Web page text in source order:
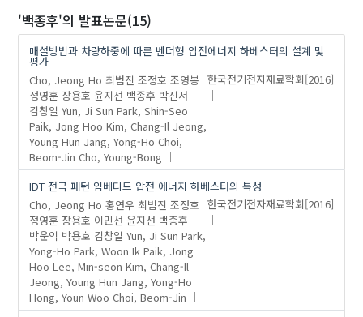
Paik, Jong Hoo
'백종후'의 발표논문(15)
매설방법과 차량하중에 따른 벤더형 압전에너지 하베스터의 설계 및
평가
Cho, Jeong Ho 최범진 조정호 조영봉
정영훈 장용호 윤지선 백종후 박신서
김창일 Yun, Ji Sun Park, Shin-Seo
Paik, Jong Hoo Kim, Chang-Il Jeong,
Young Hun Jang, Yong-Ho Choi,
Beom-Jin Cho, Young-Bong
한국전기전자재료학회[2016]
IDT 전극 패턴 임베디드 압전 에너지 하베스터의 특성
Cho, Jeong Ho 홍연우 최범진 조정호
정영훈 장용호 이민선 윤지선 백종후
박운익 박용호 김창일 Yun, Ji Sun Park,
Yong-Ho Park, Woon Ik Paik, Jong
Hoo Lee, Min-seon Kim, Chang-Il
Jeong, Young Hun Jang, Yong-Ho
Hong, Youn Woo Choi, Beom-Jin
한국전기전자재료학회[2016]